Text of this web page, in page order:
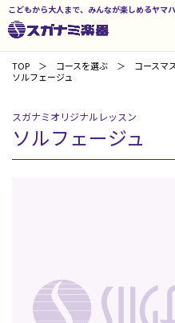
こどもから大人まで、みんなが楽しめるヤマ
TOP コースを選ぶ コースマ
ソルフェージュ
スガナミオリジナルレッスン
ソルフェージュ